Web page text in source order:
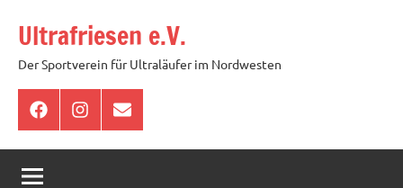
Inhalt
springen
Ultrafriesen e.V.
Der Sportverein für Ultraläufer im Nordwesten
FacebookInstagram
E-
Mail